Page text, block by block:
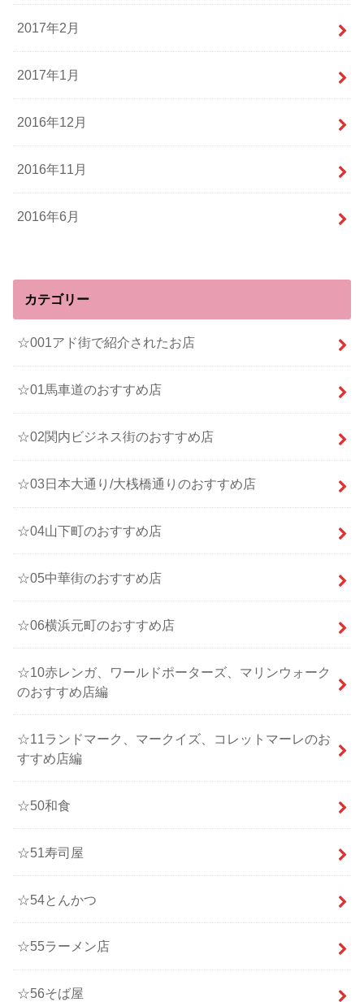
2017年2月
2017年1月
2016年12月
2016年11月
2016年6月
カテゴリー
☆001アド街で紹介されたお店
☆01馬車道のおすすめ店
☆02関内ビジネス街のおすすめ店
☆03日本大通り/大桟橋通りのおすすめ店
☆04山下町のおすすめ店
☆05中華街のおすすめ店
☆06横浜元町のおすすめ店
☆10赤レンガ、ワールドポーターズ、マリンウォーク
のおすすめ店編
☆11ランドマーク、マークイズ、コレットマーレのお
すすめ店編
☆50和食
☆51寿司屋
☆54とんかつ
☆55ラーメン店
☆56そば屋